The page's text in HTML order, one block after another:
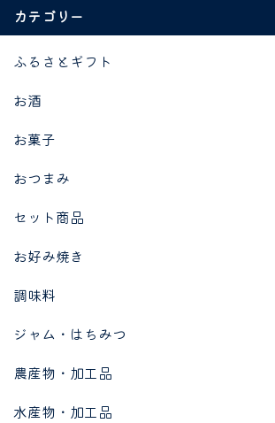
カテゴリー
ふるさとギフト
お酒
お菓子
おつまみ
セット商品
お好み焼き
調味料
ジャム・はちみつ
農産物・加工品
水産物・加工品